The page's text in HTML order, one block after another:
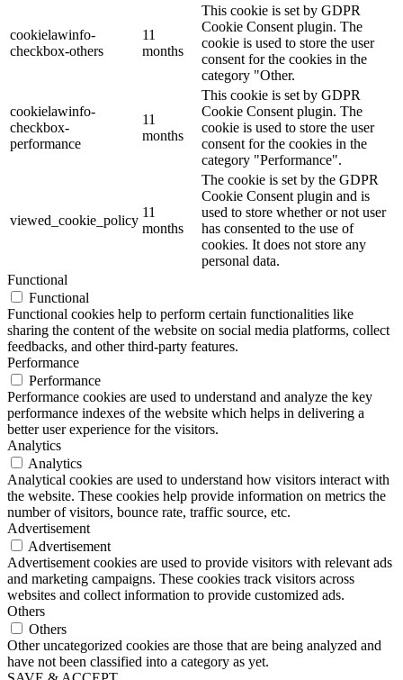
cookielawinfo-
checkbox-others
11
months
This cookie is set by GDPR
Cookie Consent plugin. The
cookie is used to store the user
consent for the cookies in the
category "Other.
cookielawinfo-
checkbox-
performance
11
months
This cookie is set by GDPR
Cookie Consent plugin. The
cookie is used to store the user
consent for the cookies in the
category "Performance".
viewed_cookie_policy
11
months
The cookie is set by the GDPR
Cookie Consent plugin and is
used to store whether or not user
has consented to the use of
cookies. It does not store any
personal data.
Functional
Functional
Functional cookies help to perform certain functionalities like
sharing the content of the website on social media platforms, collect
feedbacks, and other third-party features.
Performance
Performance
Performance cookies are used to understand and analyze the key
performance indexes of the website which helps in delivering a
better user experience for the visitors.
Analytics
Analytics
Analytical cookies are used to understand how visitors interact with
the website. These cookies help provide information on metrics the
number of visitors, bounce rate, traffic source, etc.
Advertisement
Advertisement
Advertisement cookies are used to provide visitors with relevant ads
and marketing campaigns. These cookies track visitors across
websites and collect information to provide customized ads.
Others
Others
Other uncategorized cookies are those that are being analyzed and
have not been classified into a category as yet.